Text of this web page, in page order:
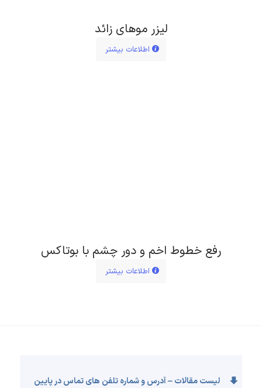
لیزر موهای زائد
اطلاعات بیشتر
رفع خطوط اخم و دور چشم با بوتاکس
اطلاعات بیشتر
لیست مقالات – آدرس و شماره تلفن های تماس در پایین